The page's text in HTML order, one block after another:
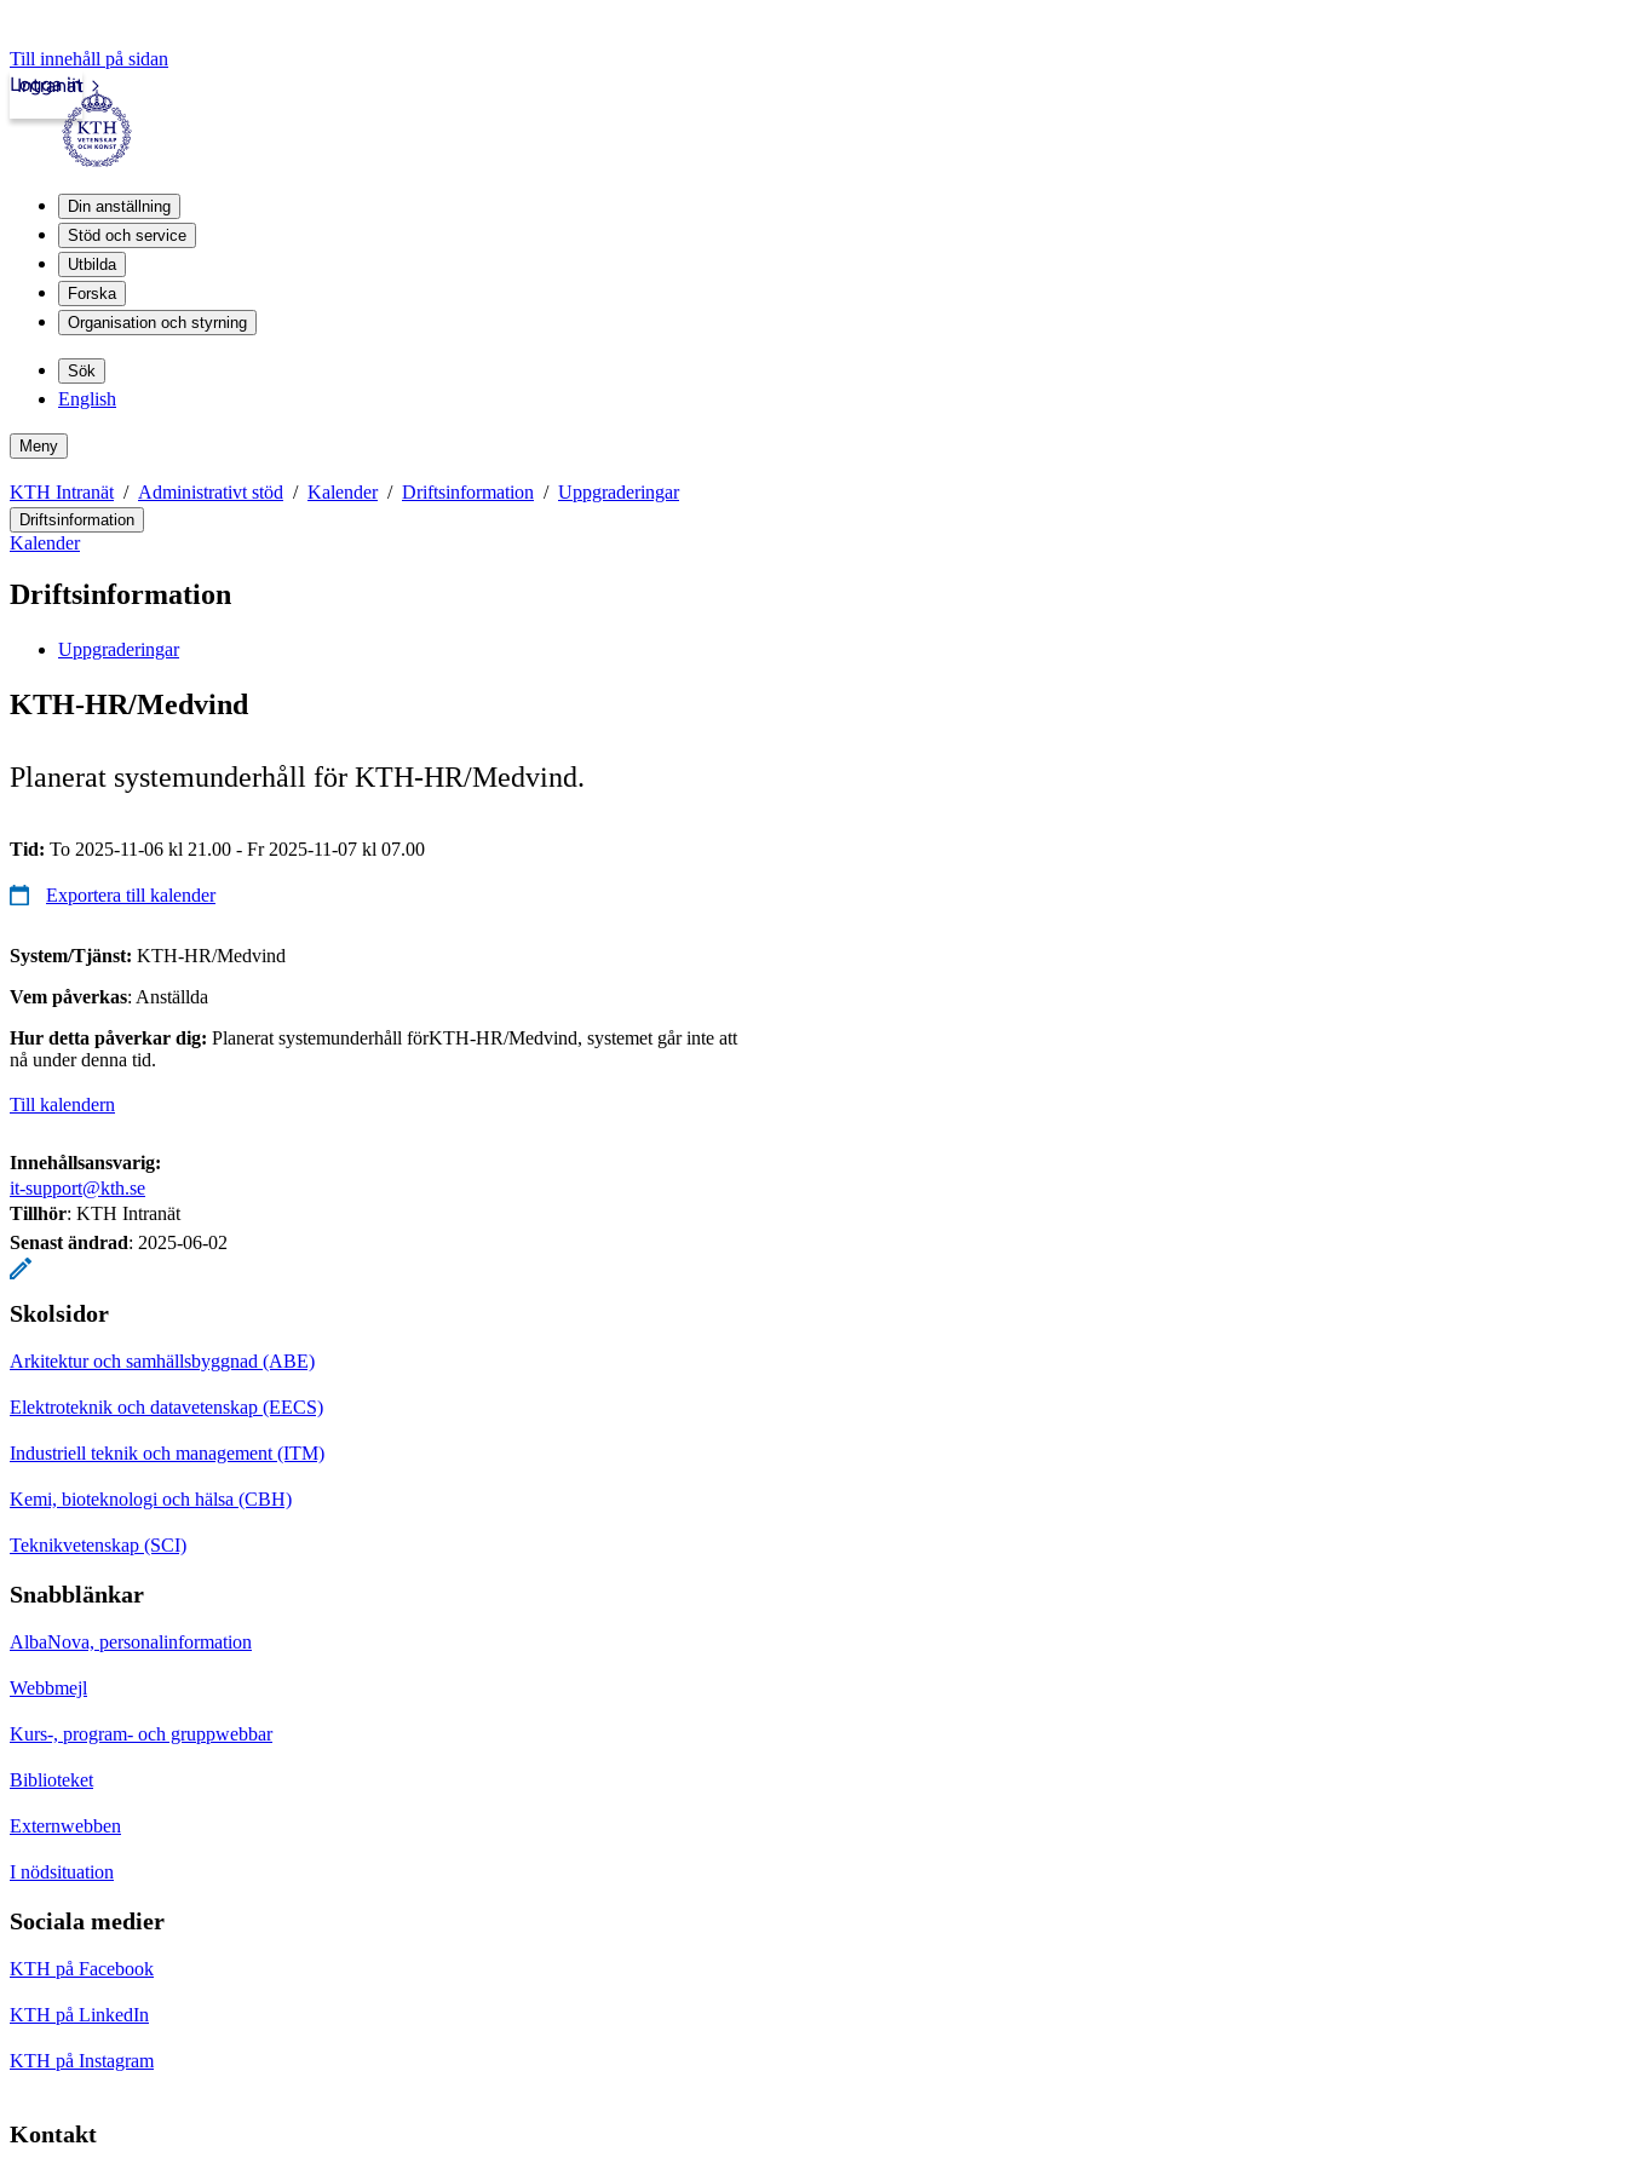
Till innehåll på sidan
Intranät
Logga in
Din anställning
Stöd och service
Utbilda
Forska
Organisation och styrning
Sök
English
Meny
KTH Intranät Administrativt stöd Kalender Driftsinformation Uppgraderingar
Driftsinformation
Kalender
Driftsinformation
Uppgraderingar
KTH-HR/Medvind
Planerat systemunderhåll för KTH-HR/Medvind.
Tid: To 2025-11-06 kl 21.00 - Fr 2025-11-07 kl 07.00
Exportera till kalender
System/Tjänst: KTH-HR/Medvind
Vem påverkas: Anställda
Hur detta påverkar dig: Planerat systemunderhåll förKTH-HR/Medvind, systemet går inte att
nå under denna tid.
Till kalendern
Innehållsansvarig:
it-support@kth.se
Tillhör: KTH Intranät
Senast ändrad: 2025-06-02
Skolsidor
Arkitektur och samhällsbyggnad (ABE)
Elektroteknik och datavetenskap (EECS)
Industriell teknik och management (ITM)
Kemi, bioteknologi och hälsa (CBH)
Teknikvetenskap (SCI)
Snabblänkar
AlbaNova, personalinformation
Webbmejl
Kurs-, program- och gruppwebbar
Biblioteket
Externwebben
I nödsituation
Sociala medier
KTH på Facebook
KTH på LinkedIn
KTH på Instagram
Kontakt